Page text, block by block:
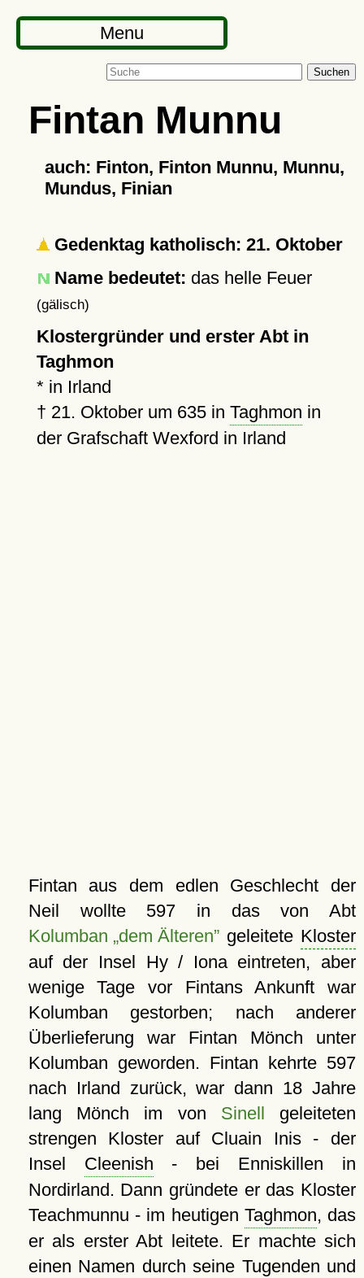
Menu
Suchen
Fintan Munnu
auch: Finton, Finton Munnu, Munnu,
Mundus, Finian
Gedenktag katholisch: 21. Oktober
Name bedeutet: das helle Feuer
(gälisch)
Klostergründer und erster Abt in
Taghmon
* in Irland
† 21. Oktober um 635in Taghmon in
der Grafschaft Wexford in Irland
Fintan aus dem edlen Geschlecht der
Neil wollte 597 in das von Abt
Kolumban dem Älteren geleitete Kloster
auf der Insel Hy / Iona eintreten, aber
wenige Tage vor Fintans Ankunft war
Kolumban gestorben; nach anderer
Überlieferung war Fintan Mönch unter
Kolumban geworden. Fintan kehrte 597
nach Irland zurück, war dann 18 Jahre
lang Mönch im von Sinell geleiteten
strengen Kloster auf Cluain Inis - der
Insel Cleenish - bei Enniskillen in
Nordirland. Dann gründete er das Kloster
Teachmunnu - im heutigen Taghmon, das
er als erster Abt leitete. Er machte sich
einen Namen durch seine Tugenden und